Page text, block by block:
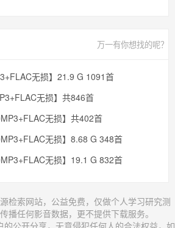
万一有你想找的呢？
无损】21.9 G 1091首
无损】共846首
无损】共402首
无损】8.68 G 348首
无损】19.1 G 832首
检索网站，公益免费，仅做个人学习研究测
播任何影音数据，更不提供下载服务。
的公开分享，无意侵犯任何人的合法权益，如